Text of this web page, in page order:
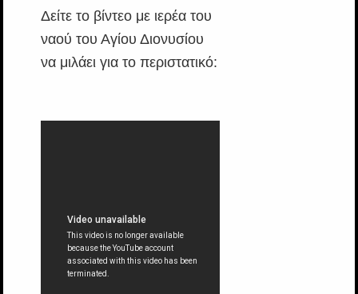
Δείτε το βίντεο με ιερέα του
ναού του Αγίου Διονυσίου
να μιλάει για το περιστατικό: